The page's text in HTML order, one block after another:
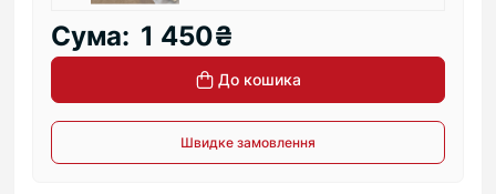
Сума: 1 450₴
До кошика
Швидке замовлення